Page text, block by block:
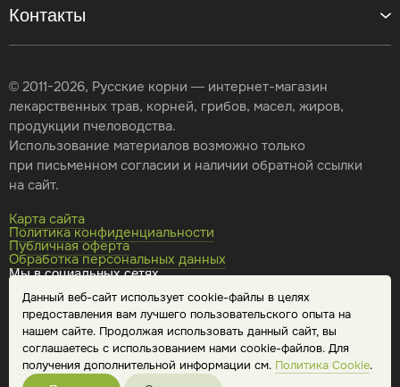
Данный веб-сайт использует cookie-файлы в целях
предоставления вам лучшего пользовательского опыта на
нашем сайте. Продолжая использовать данный сайт, вы
соглашаетесь с использованием нами cookie-файлов. Для
получения дополнительной информации см. Политика Cookie.
Контакты
© 2011-2026, Русские корни — интернет-магазин
лекарственных трав, корней, грибов, масел, жиров,
продукции пчеловодства.
Использование материалов возможно только
при письменном согласии и наличии обратной ссылки
на сайт.
Карта сайта
Политика конфиденциальности
Публичная оферта
Обработка персональных данных
Мы в социальных сетях